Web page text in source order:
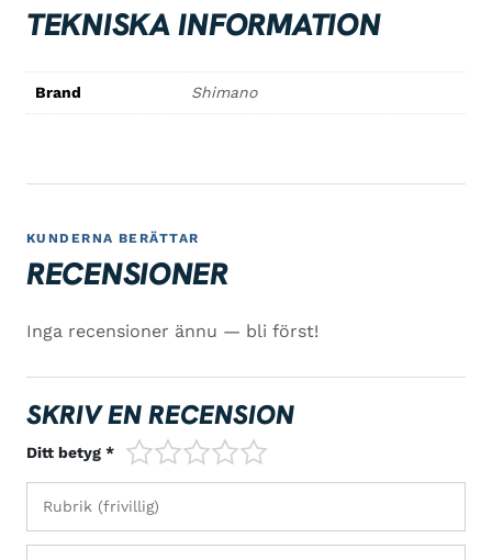
TEKNISKA INFORMATION
Brand Shimano
KUNDERNA BERÄTTAR
RECENSIONER
Inga recensioner ännu — bli först!
SKRIV EN RECENSION
Ditt betyg * 1/5 2/53/54/5